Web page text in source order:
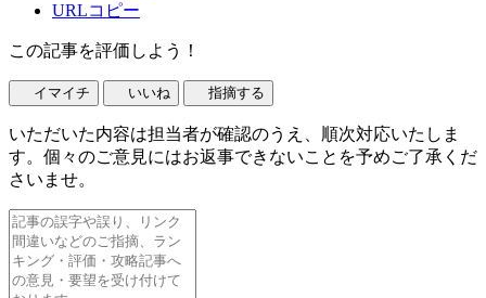
URLコピー
この記事を評価しよう！
イマイチ いいね 指摘する
いただいた内容は担当者が確認のうえ、順次対応いたしま
す。個々のご意見にはお返事できないことを予めご了承くだ
さいませ。